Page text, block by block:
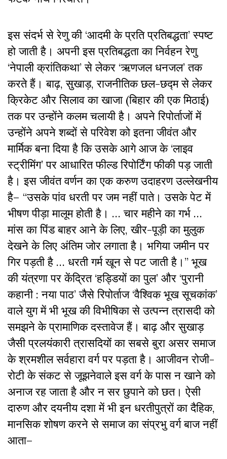
इस संदर्भ से रेणु की ‘आदमी के प्रति प्रतिबद्धता’ स्पष्ट
हो जाती है। अपनी इस प्रतिबद्धता का निर्वहन रेणु
‘नेपाली क्रांतिकथा’ से लेकर ‘ऋणजल धनजल’ तक
करते हैं। बाढ़, सुखाड़, राजनीतिक छल-छद्म से लेकर
क्रिकेट और सिलाव का खाजा (बिहार की एक मिठाई)
तक परउन्होंने कलम चलायी है। अपने रिपोर्ताजों में
उन्होंने अपने शब्दों से परिवेश को इतना जीवंत और
मार्मिक बना दिया है कि उसके आगे आज के ‘लाइव
स्ट्रीमिंग’ पर आधारित फील्ड रिपोर्टिंग फीकी पड़ जाती
है। इस जीवंत वर्णन का एक करुण उदाहरण उल्लेखनीय
है– “उसके पांव धरती पर जम नहीं पाते। उसके पेट में
भीषण पीड़ा मालूम होती है। … चार महीने का गर्भ …
मांस का पिंड बाहर आने के लिए, खीर-पूड़ी का मुलुक
देखने के लिए अंतिम जोर लगाता है। भगिया जमीन पर
गिर पड़ती है … धरती गर्म खून से पट जाती है।” भूख
की यंत्रणा पर केंद्रित ‘हड्डियों का पुल’ और ‘पुरानी
कहानी : नया पाठ’ जैसे रिपोर्ताज ‘वैश्विक भूख सूचकांक’
वाले युग में भी भूख की विभीषिका से उत्पन्न त्रासदी को
समझने के प्रामाणिक दस्तावेज हैं। बाढ़ और सुखाड़
जैसी प्रलयंकारी त्रासदियों का सबसे बुरा असर समाज
के श्रमशील सर्वहारा वर्ग पर पड़ता है। आजीवन रोजी-
रोटी के संकट से जूझनेवाले इस वर्ग के पास न खाने को
अनाज रह जाता है और न सर छुपाने को छत। ऐसी
दारुण और दयनीय दशा में भी इन धरतीपुत्रों का दैहिक,
मानसिक शोषण करने से समाज का संप्रभु वर्ग बाज नहीं
आता–